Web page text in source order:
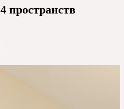
4 пространств